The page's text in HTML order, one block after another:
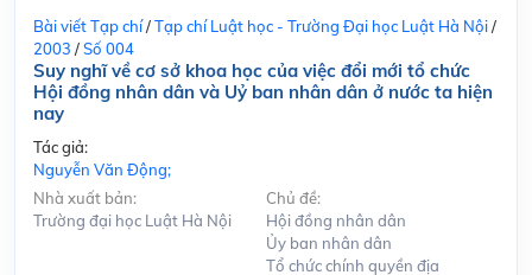
Bài viết Tạp chí/Tạp chí Luật học - Trường Đại học Luật Hà Nội/
2003 /Số 004
Suy nghĩ về cơ sở khoa học của việc đổi mới tổ chức
Hội đồng nhân dân và Uỷ ban nhân dân ở nước ta hiện
nay
Tác giả:
Nguyễn Văn Động;
Nhà xuất bản:
Trường đại học Luật Hà Nội
Chủ đề:
Hội đồng nhân dân
Ủy ban nhân dân
Tổ chức chính quyền địa